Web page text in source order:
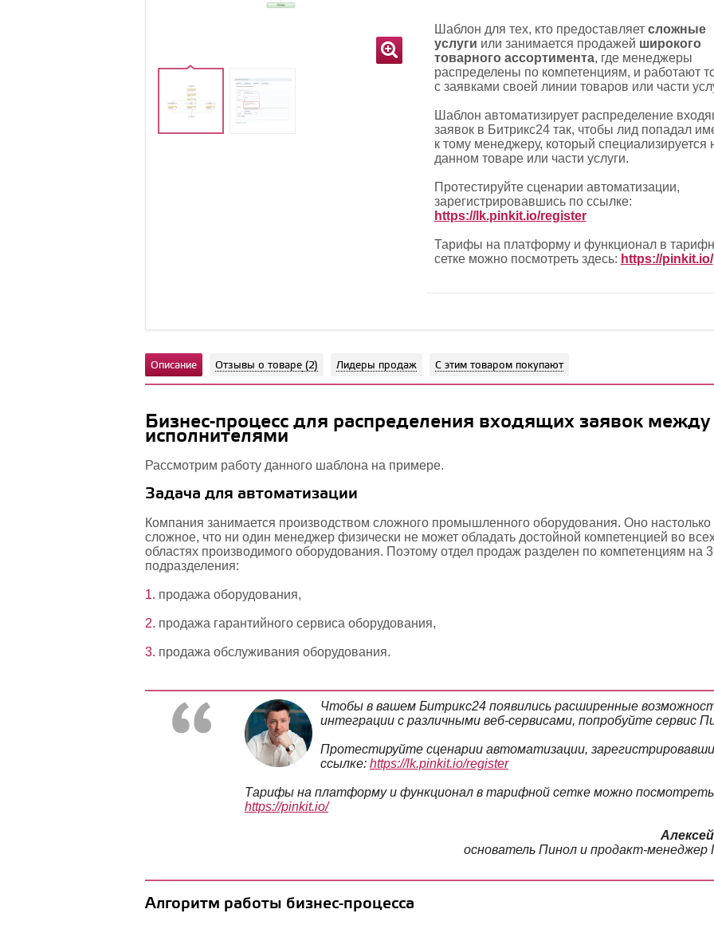
Шаблон для тех, кто предоставляет сложные
услуги или занимается продажей широкого
товарного ассортимента, где менеджеры
распределены по компетенциям, и работают
с заявками своей линии товаров или части
Шаблон автоматизирует распределение
заявок в Битрикс24 так, чтобы лид попадал
к тому менеджеру, который специализируется
данном товаре или части услуги.
Протестируйте сценарии автоматизации,
зарегистрировавшись по ссылке:
https://lk.pinkit.io/register
Тарифы на платформу и функционал в
сетке можно посмотреть здесь: https://pinkit.io/
Описание Отзывы о товаре (2) Лидеры продаж С этим товаром покупают
Бизнес-процесс для распределения входящих заявок между
исполнителями
Рассмотрим работу данного шаблона на примере.
Задача для автоматизации
Компания занимается производством сложного промышленного оборудования. Оно настолько
сложное, что ни один менеджер физически не может обладать достойной компетенцией во
областях производимого оборудования. Поэтому отдел продаж разделен по компетенциям на 3
подразделения:
продажа оборудования,
продажа гарантийного сервиса оборудования,
продажа обслуживания оборудования.
Чтобы в вашем Битрикс24 появились расширенные
интеграции с различными веб-сервисами, попробуйте сервис
Протестируйте сценарии автоматизации,
ссылке: https://lk.pinkit.io/register
Тарифы на платформу и функционал в тарифной сетке можно посмотреть
https://pinkit.io/
основатель Пинол и продакт-менеджер
Алгоритм работы бизнес-процесса